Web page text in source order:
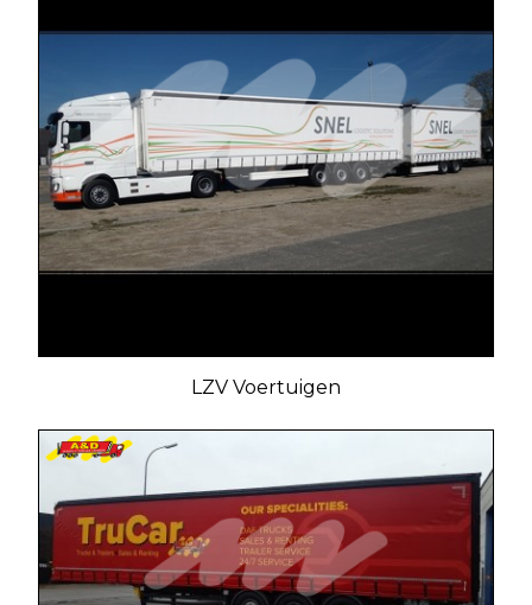
LZV Voertuigen